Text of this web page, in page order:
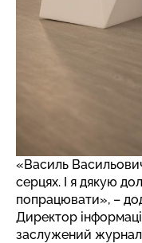
«Василь
серцях. І я дякую
попрацювати», –
Директор
заслужений